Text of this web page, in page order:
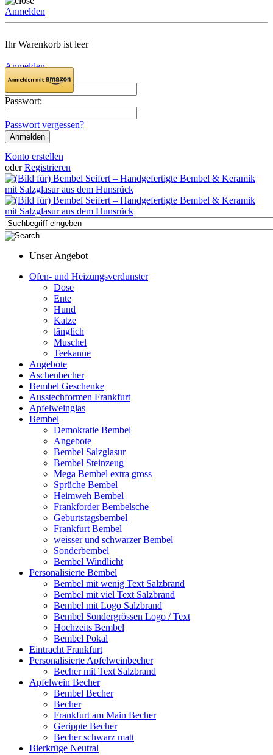
Anmelden
Ihr Warenkorb ist leer
Anmelden
Email:
Passwort:
Passwort vergessen?
Konto erstellen
oder Registrieren
Unser Angebot
Ofen- und Heizungsverdunster
Dose
Ente
Hund
Katze
länglich
Muschel
Teekanne
Angebote
Aschenbecher
Bembel Geschenke
Ausstechformen Frankfurt
Apfelweinglas
Bembel
Demokratie Bembel
Angebote
Bembel Salzglasur
Bembel Steinzeug
Mega Bembel extra gross
Sprüche Bembel
Heimweh Bembel
Frankforder Bembelsche
Geburtstagsbembel
Frankfurt Bembel
weisser und schwarzer Bembel
Sonderbembel
Bembel Windlicht
Personalisierte Bembel
Bembel mit wenig Text Salzbrand
Bembel mit viel Text Salzbrand
Bembel mit Logo Salzbrand
Bembel Sondergrössen Logo / Text
Hochzeits Bembel
Bembel Pokal
Eintracht Frankfurt
Personalisierte Apfelweinbecher
Becher mit Text Salzbrand
Apfelwein Becher
Bembel Becher
Becher
Frankfurt am Main Becher
Gerippte Becher
Becher schwarz matt
Bierkrüge Neutral